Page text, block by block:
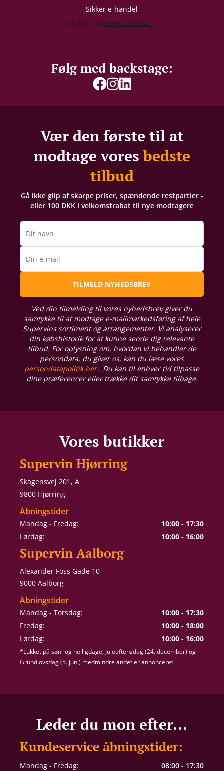
Sikker e-handel
Følg med backstage:
Vær den første til at
modtage voresbedste
tilbud
Gå ikke glip af skarpe priser, spændende restpartier -
eller 100 DKK i velkomstrabat til nye modtagere
Dit navn
Din e-mail
TILMELD NYHEDSBREV
Ved din tilmelding til vores nyhedsbrev giver du
samtykke til at modtage e-mailmarkedsføring af hele
Supervins sortiment og arrangementer. Vi analyserer
din købshistorik for at kunne sende dig relevante
tilbud. For oplysning om, hvordan vi behandler de
persondata, du giver os, kan du læse vores
persondatapolitik her. Du kan til enhver tid tilpasse
dine præferencer eller trække dit samtykke tilbage.
Vores butikker
Supervin Hjørring
Skagensvej 201, A
9800 Hjørring
Åbningstider
Mandag - Fredag:
10:00 - 17:30
Lørdag:
10:00 - 16:00
Supervin Aalborg
Alexander Foss Gade 10
9000 Aalborg
Åbningstider
Mandag - Torsdag:
10:00 - 17:30
Fredag:
10:00 - 18:00
Lørdag:
10:00 - 16:00
*Lukket på søn- og helligdage, Juleaftensdag (24. december) og
Grundlovsdag (5. juni) medmindre andet er annonceret.
Leder du mon efter...
Kundeservice åbningstider:
Mandag - Fredag:
08:00 - 17:30